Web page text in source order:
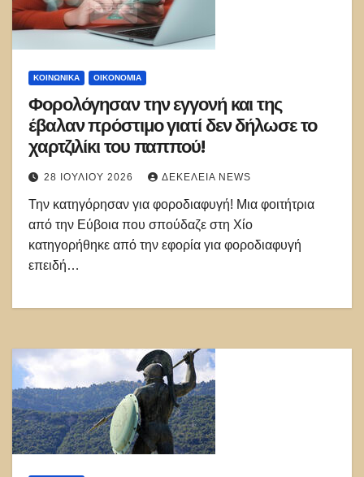
ΚΟΙΝΩΝΙΚΑ ΟΙΚΟΝΟΜΙΑ
Φορολόγησαν την εγγονή και της
έβαλαν πρόστιμο γιατί δεν δήλωσε το
χαρτζιλίκι του παππού!
28 ΙΟΥΛΊΟΥ 2026 ΔΕΚΈΛΕΙΑ NEWS
Την κατηγόρησαν για φοροδιαφυγή! Μια φοιτήτρια
από την Εύβοια που σπούδαζε στη Χίο
κατηγορήθηκε από την εφορία για φοροδιαφυγή
επειδή…